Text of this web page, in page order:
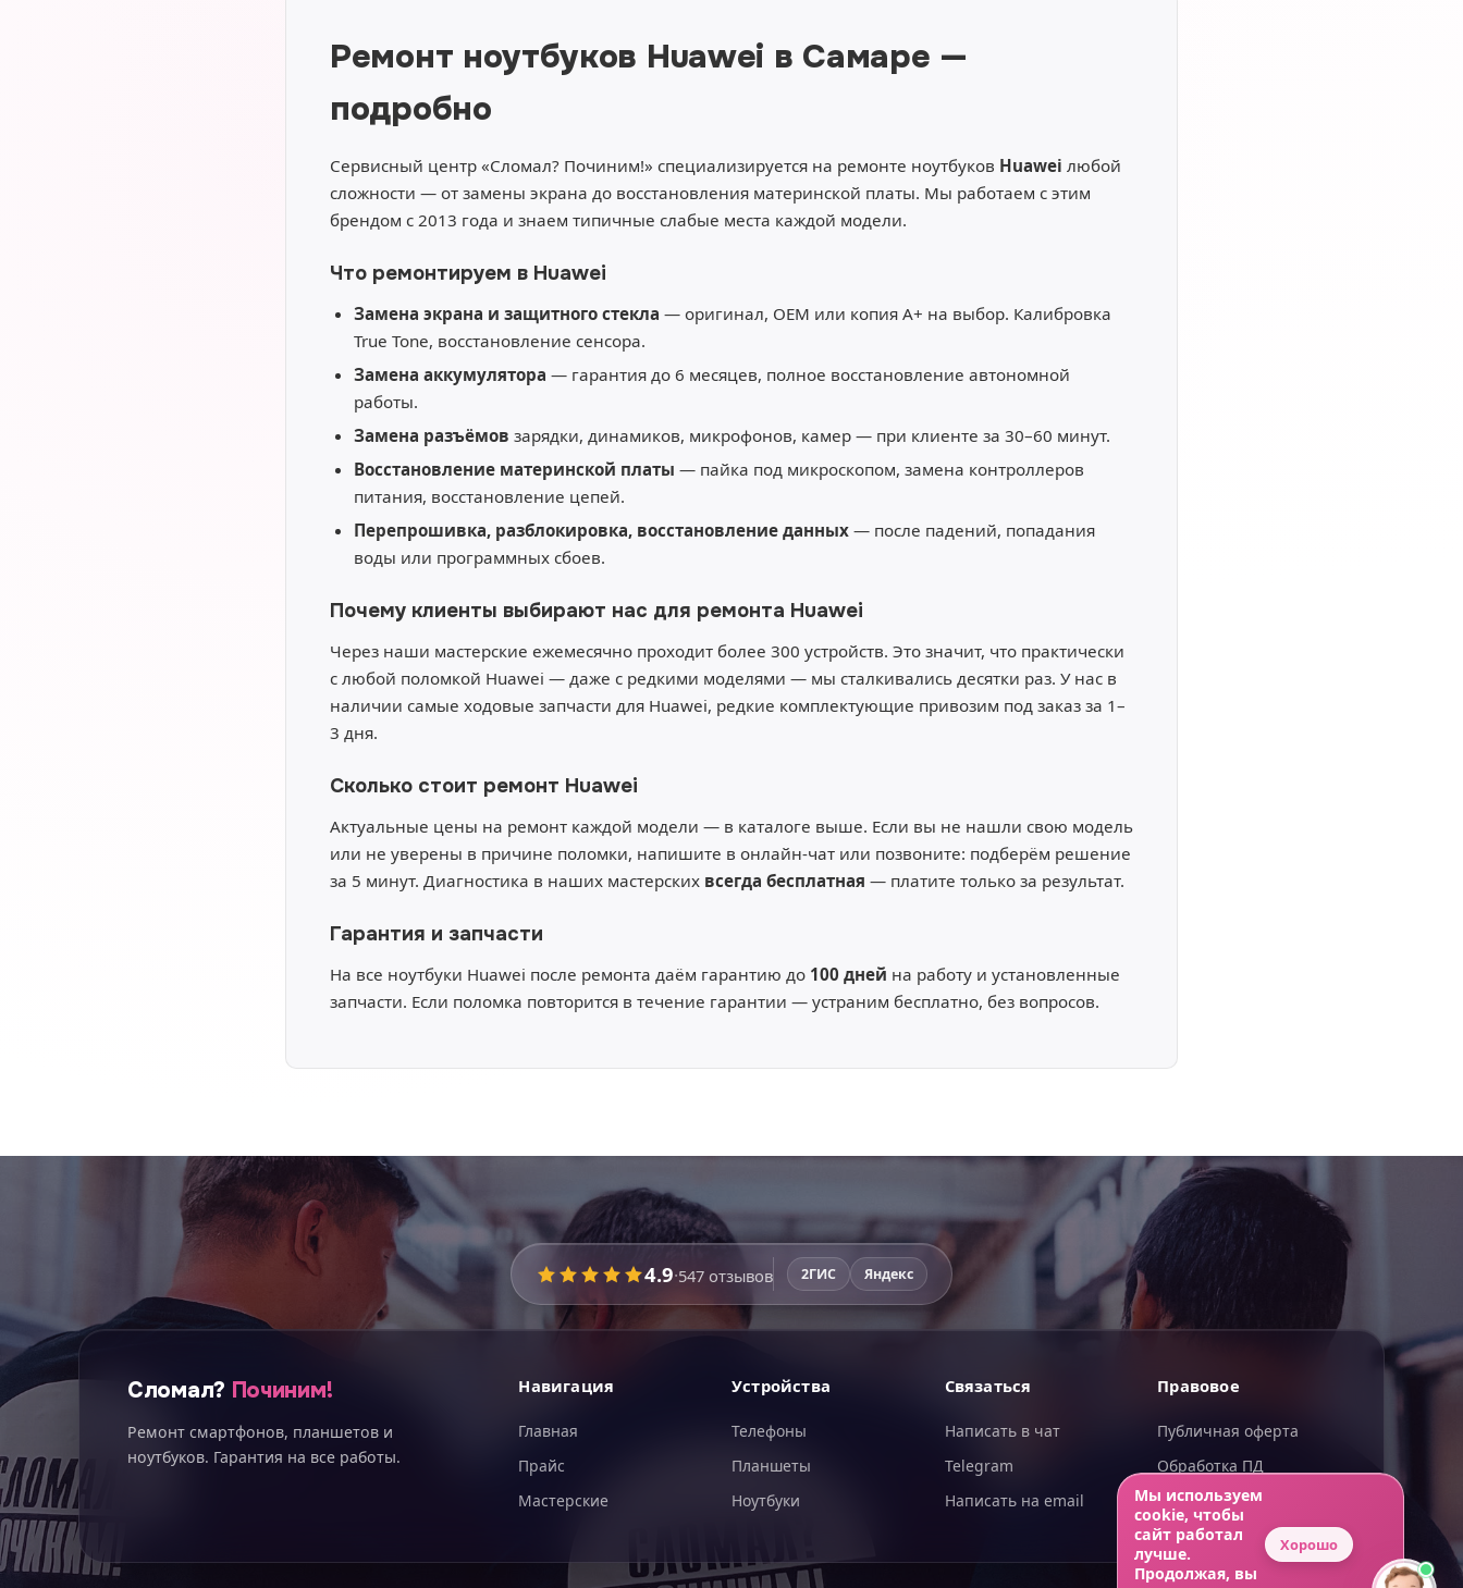
Ремонт ноутбуков Huawei в Самаре —
подробно
Сервисный центр «Сломал? Починим!» специализируется на ремонте ноутбуков Huawei любой
сложности — от замены экрана до восстановления материнской платы. Мы работаем с этим
брендом с 2013 года и знаем типичные слабые места каждой модели.
Что ремонтируем в Huawei
Замена экрана и защитного стекла — оригинал, OEM или копия A+ на выбор. Калибровка
True Tone, восстановление сенсора.
Замена аккумулятора — гарантия до 6 месяцев, полное восстановление автономной
работы.
Замена разъёмов зарядки, динамиков, микрофонов, камер — при клиенте за 30–60 минут.
Восстановление материнской платы — пайка под микроскопом, замена контроллеров
питания, восстановление цепей.
Перепрошивка, разблокировка, восстановление данных — после падений, попадания
воды или программных сбоев.
Почему клиенты выбирают нас для ремонта Huawei
Через наши мастерские ежемесячно проходит более 300 устройств. Это значит, что практически
с любой поломкой Huawei — даже с редкими моделями — мы сталкивались десятки раз. У нас в
наличии самые ходовые запчасти для Huawei, редкие комплектующие привозим под заказ за 1–
3 дня.
Сколько стоит ремонт Huawei
Актуальные цены на ремонт каждой модели — в каталоге выше. Если вы не нашли свою модель
или не уверены в причине поломки, напишите в онлайн-чат или позвоните: подберём решение
за 5 минут. Диагностика в наших мастерских всегда бесплатная — платите только за результат.
Гарантия и запчасти
На все ноутбуки Huawei после ремонта даём гарантию до 100 дней на работу и установленные
запчасти. Если поломка повторится в течение гарантии — устраним бесплатно, без вопросов.
4.9·547 отзывов 2ГИС Яндекс
Сломал? Починим!
Ремонт смартфонов, планшетов и
ноутбуков. Гарантия на все работы.
Навигация
Главная
Прайс
Мастерские
Устройства
Телефоны
Планшеты
Ноутбуки
Связаться
Написать в чат
Telegram
Написать на email
Правовое
Публичная оферта
Обработка ПД
Конфиденциальность
Мы используем
cookie, чтобы
сайт работал
лучше.
Продолжая, вы
Хорошо